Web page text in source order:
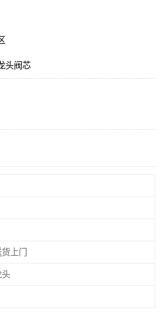
头阀芯
上门
头